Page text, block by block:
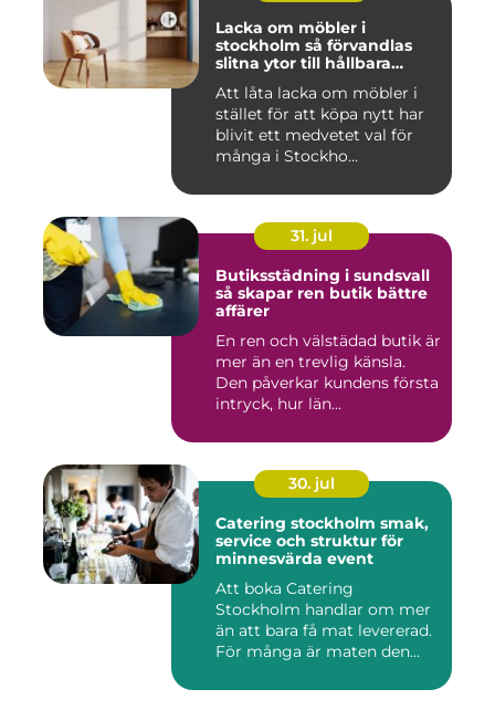
Lacka om möbler i
stockholm så förvandlas
slitna ytor till hållbara
Att låta lacka om möbler i
stället för att köpa nytt har
blivit ett medvetet val för
många i Stockho...
31. jul
Butiksstädning i sundsvall
så skapar ren butik bättre
affärer
En ren och välstädad butik är
mer än en trevlig känsla.
Den påverkar kundens första
intryck, hur län...
30. jul
Catering stockholm smak,
service och struktur för
minnesvärda event
Att boka Catering
Stockholm handlar om mer
än att bara få mat levererad.
För många är maten den